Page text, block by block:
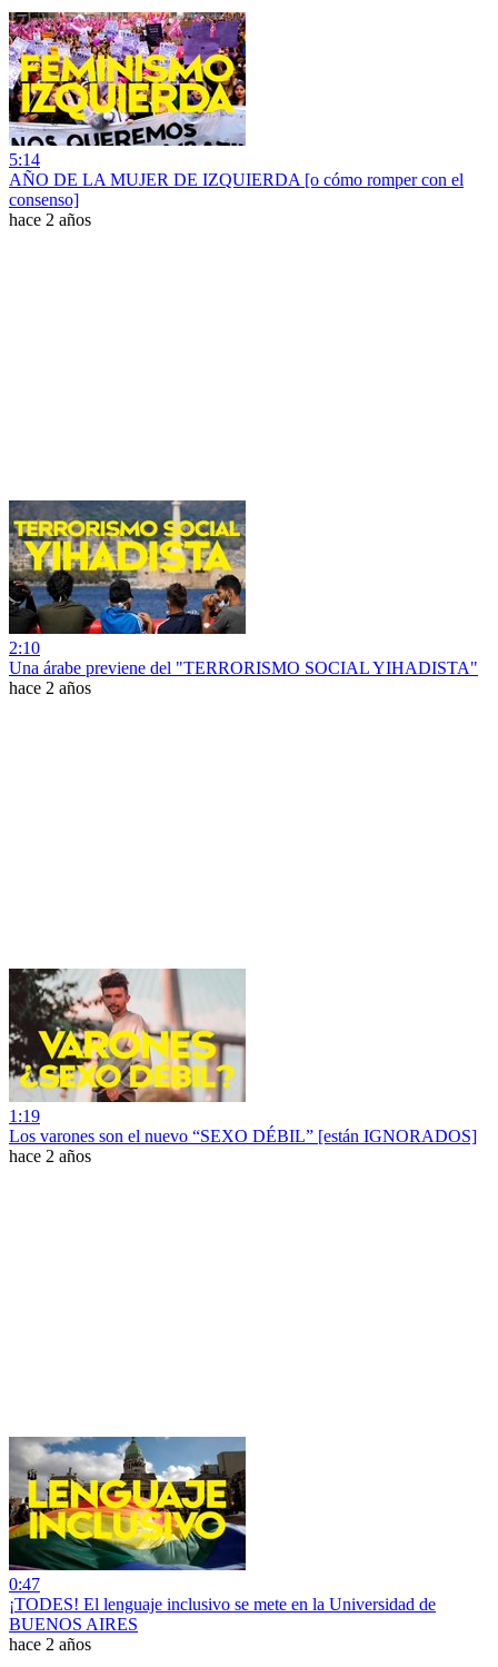
5:14
AÑO DE LA MUJER DE IZQUIERDA [o cómo romper con el
consenso]
hace 2 años
2:10
Una árabe previene del "TERRORISMO SOCIAL YIHADISTA"
hace 2 años
1:19
Los varones son el nuevo “SEXO DÉBIL” [están IGNORADOS]
hace 2 años
0:47
¡TODES! El lenguaje inclusivo se mete en la Universidad de
BUENOS AIRES
hace 2 años